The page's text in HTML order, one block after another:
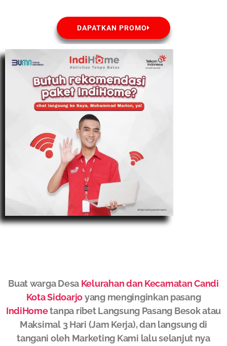
DAPATKAN PROMO
Buat warga Desa Kelurahan dan Kecamatan Candi
Kota Sidoarjoyang menginginkan pasang
IndiHometanpa ribet Langsung Pasang Besok atau
Maksimal 3 Hari (Jam Kerja), dan langsung di
tangani oleh Marketing Kami lalu selanjut nya